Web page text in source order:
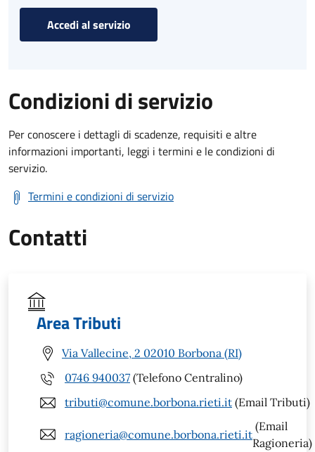
Accedi al servizio
Condizioni di servizio
Per conoscere i dettagli di scadenze, requisiti e altre
informazioni importanti, leggi i termini e le condizioni di
servizio.
Termini e condizioni di servizio
Contatti
Area Tributi
Via Vallecine, 2 02010 Borbona (RI)
0746 940037 (Telefono Centralino)
tributi@comune.borbona.rieti.it (Email Tributi)
ragioneria@comune.borbona.rieti.it
(Email
Ragioneria)